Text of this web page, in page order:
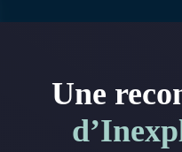
Une